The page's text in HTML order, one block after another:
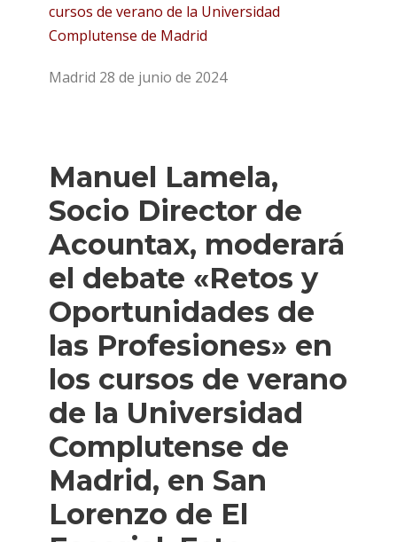
cursos de verano de la Universidad
Complutense de Madrid
Madrid 28 de junio de 2024
Manuel Lamela,
Socio Director de
Acountax, moderará
el debate «Retos y
Oportunidades de
las Profesiones» en
los cursos de verano
de la Universidad
Complutense de
Madrid, en San
Lorenzo de El